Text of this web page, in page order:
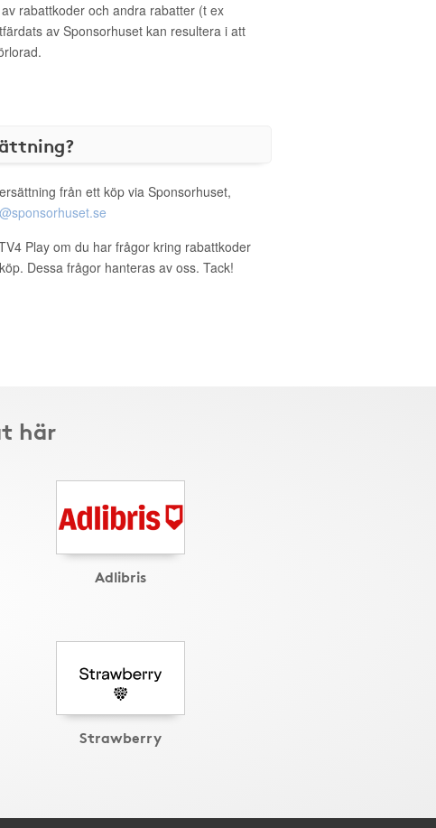
rabattkoder och andra rabatter (t ex
av Sponsorhuset kan resultera i att
från ett köp via Sponsorhuset,
Play om du har frågor kring rabattkoder
Dessa frågor hanteras av oss. Tack!
här
Adlibris
Strawberry